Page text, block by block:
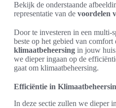
Bekijk de onderstaande
representatie van de voordelen
Door te investeren in een multi-
beste op het gebied van comfort
klimaatbeheersing in jouw
we dieper ingaan op de
gaat om klimaatbeheersing.
Efficiëntie in
In deze sectie zullen we dieper